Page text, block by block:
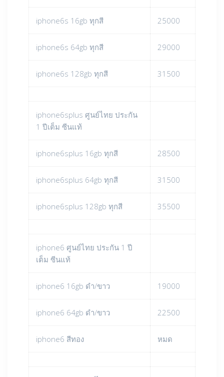
iphone6s 16gb ทุกสี 25000
iphone6s 64gb ทุกสี 29000
iphone6s 128gb ทุกสี 31500
iphone6splus ศูนย์ไทย ประกัน
1 ปีเต็ม ซีนแท้
iphone6splus 16gb ทุกสี 28500
iphone6splus 64gb ทุกสี 31500
iphone6splus 128gb ทุกสี 35500
iphone6 ศูนย์ไทย ประกัน 1 ปี
เต็ม ซีนแท้
iphone6 16gb ดำ/ขาว 19000
iphone6 64gb ดำ/ขาว 22500
iphone6 สีทอง หมด